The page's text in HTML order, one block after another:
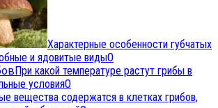
Характерные особенности губчатых
и ядовитые виды0
При какой температуре растут грибы в
условия0
вещества содержатся в клетках грибов,